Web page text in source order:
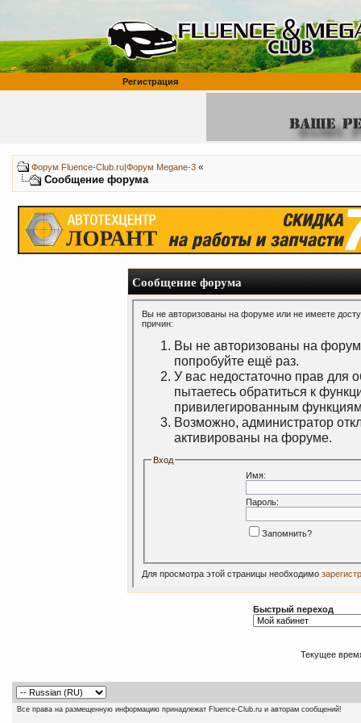
Регистрация
Форум Fluence-Club.ru|Форум Megane-3 «
Сообщение форума
Сообщение форума
Вы не авторизованы на форуме или не имеете
причин:
Вы не авторизованы на
попробуйте ещё раз.
У вас недостаточно прав для
пытаетесь обратиться к
привилегированным
Возможно, администратор
активированы на форуме.
Вход
Имя:
Пароль:
Запомнить?
Для просмотра этой страницы необходимо
Быстрый переход
Текущее
Все права на размещенную информацию принадлежат Fluence-Club.ru и авторам сообщений!